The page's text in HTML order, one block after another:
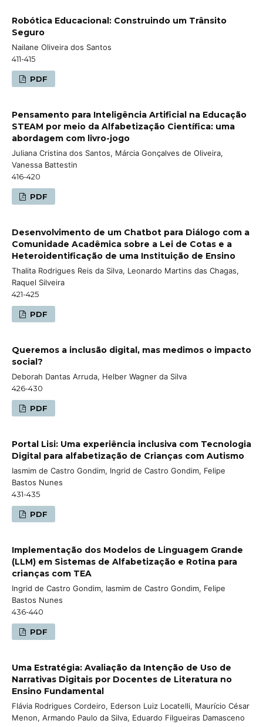
Robótica Educacional: Construindo um Trânsito
Seguro
Nailane Oliveira dos Santos
411-415
PDF
Pensamento para Inteligência Artificial na Educação
STEAM por meio da Alfabetização Científica: uma
abordagem com livro-jogo
Juliana Cristina dos Santos, Márcia Gonçalves de Oliveira,
Vanessa Battestin
416-420
PDF
Desenvolvimento de um Chatbot para Diálogo com a
Comunidade Acadêmica sobre a Lei de Cotas e a
Heteroidentificação de uma Instituição de Ensino
Thalita Rodrigues Reis da Silva, Leonardo Martins das Chagas,
Raquel Silveira
421-425
PDF
Queremos a inclusão digital, mas medimos o impacto
social?
Deborah Dantas Arruda, Helber Wagner da Silva
426-430
PDF
Portal Lisi: Uma experiência inclusiva com Tecnologia
Digital para alfabetização de Crianças com Autismo
Iasmim de Castro Gondim, Ingrid de Castro Gondim, Felipe
Bastos Nunes
431-435
PDF
Implementação dos Modelos de Linguagem Grande
(LLM) em Sistemas de Alfabetização e Rotina para
crianças com TEA
Ingrid de Castro Gondim, Iasmim de Castro Gondim, Felipe
Bastos Nunes
436-440
PDF
Uma Estratégia: Avaliação da Intenção de Uso de
Narrativas Digitais por Docentes de Literatura no
Ensino Fundamental
Flávia Rodrigues Cordeiro, Ederson Luiz Locatelli, Maurício César
Menon, Armando Paulo da Silva, Eduardo Filgueiras Damasceno